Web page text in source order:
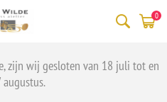
0
zijn wij gesloten van 18 juli tot en